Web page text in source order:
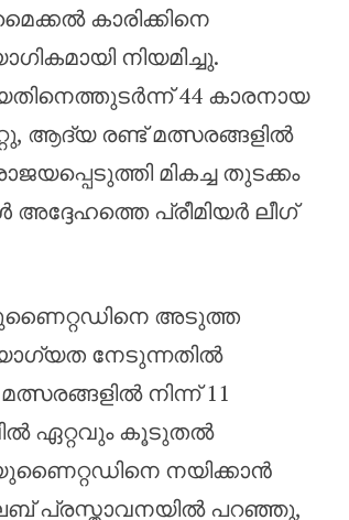
കാരിക്കിനെ
നിയമിച്ചു.
44 കാരനായ
ആദ്യ രണ്ട് മത്സരങ്ങളിൽ
മികച്ച തുടക്കം
പ്രീമിയർ ലീഗ്
യുണൈറ്റഡിനെ അടുത്ത
നേടുന്നതിൽ
നിന്ന് 11
ഏറ്റവും കൂടുതൽ
യുണൈറ്റഡിനെ നയിക്കാൻ
പ്രസ്താവനയിൽ പറഞ്ഞു,